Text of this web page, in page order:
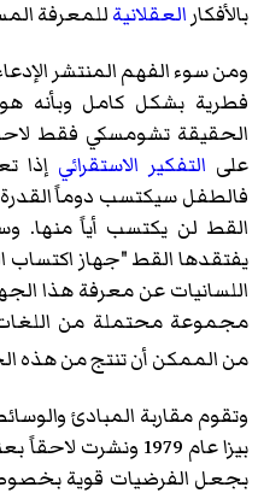
بالأفكار العقلانيةللمعرفة
ومن سوء الفهم المنتشر
فطرية بشكل كامل وبأنه
الحقيقة تشومسكي فقط
على التفكير الاستقرائي إذا
فالطفل سيكتسب دوماً
القط لن يكتسب أياً منها.
يفتقدها القط "جهاز اكتساب
اللسانيات عن معرفة هذا
مجموعة محتملة من
من الممكن أن تنتج من هذه
وتقوم مقاربة المبادئ
بيزا عام 1979 ونشرت لاحقاً بعنوان "
بجعل الفرضيات قوية